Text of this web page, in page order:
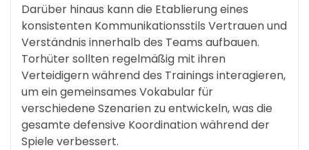
Darüber hinaus kann die Etablierung eines
konsistenten Kommunikationsstils Vertrauen und
Verständnis innerhalb des Teams aufbauen.
Torhüter sollten regelmäßig mit ihren
Verteidigern während des Trainings interagieren,
um ein gemeinsames Vokabular für
verschiedene Szenarien zu entwickeln, was die
gesamte defensive Koordination während der
Spiele verbessert.